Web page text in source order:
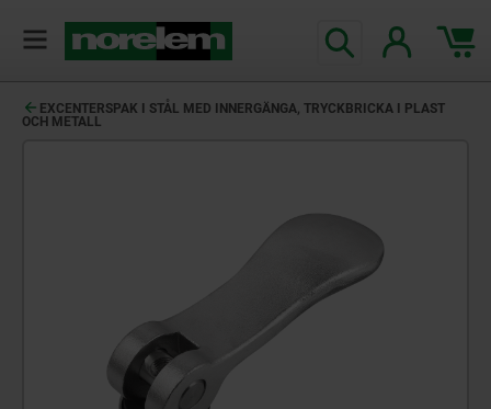
EXCENTERSPAK I STÅL MED INNERGÄNGA, TRYCKBRICKA I PLAST
OCH METALL